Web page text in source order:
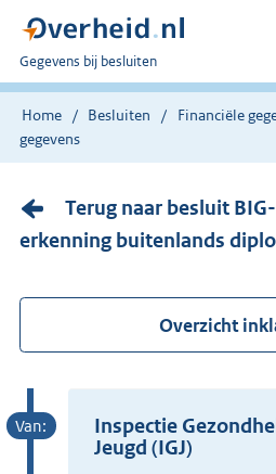
U
bent
nu
Gegevens bij besluiten
Home Besluiten Financiële
gegevens
Terug naar besluit
erkenning buitenlands
Overzicht
Inspectie
Jeugd (IGJ)